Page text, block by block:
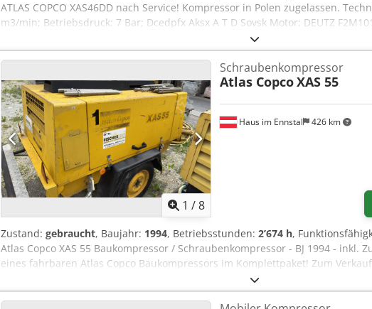
ATLAS COPCO XAS46DD nach Service! Kompressor in Polen zugelassen.
m3/min; Betriebsdruck: 7 Bar; Dcedpfx Aksx A T D Sovsk Motor: DEUTZ
Der Kompressor ist voll funktionsfähig, einsatzbereit, mit Garantie.
16.605 PLN
1 /8
Haus im Ennstal 426 km
Schraubenkompressor
Atlas CopcoXAS 55
Zustand: gebraucht, Baujahr: 1994, Betriebsstunden: 2’674 h,
Atlas Copco XAS 55 Baukompressor / Schraubenkompressor - BJ 1994 - inkl.
eines fahrbaren Atlas Copco Baukompressors im Komplettpaket! Zum
robuster Schraubenkompressor des Qualitätsherstellers Atlas Copco, Modell
aus dem Fuhrpark der Fischer Bau GmbH, ist auf einem praktischen